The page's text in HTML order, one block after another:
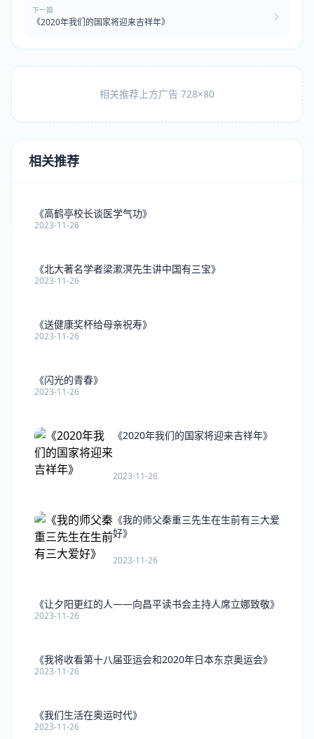
下一篇
《2020年我们的国家将迎来吉祥年》
相关推荐上方广告 728×80
相关推荐
《高鹤亭校长谈医学气功》
2023-11-26
《北大著名学者梁漱溟先生讲中国有三宝》
2023-11-26
《送健康奖杯给母亲祝寿》
2023-11-26
《闪光的青春》
2023-11-26
《2020年我们的国家将迎来吉祥年》
2023-11-26
《我的师父秦重三先生在生前有三大爱
好》
2023-11-26
《让夕阳更红的人――向昌平读书会主持人席立娜致敬》
2023-11-26
《我将收看第十八届亚运会和2020年日本东京奥运会》
2023-11-26
《我们生活在奥运时代》
2023-11-26